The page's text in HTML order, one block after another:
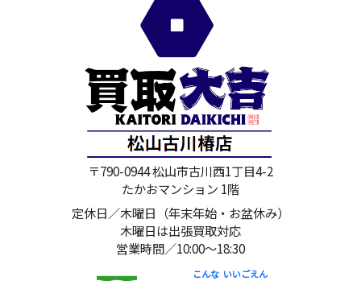
〒790-0944 松山市古川西1丁目4-2
たかおマンション 1階
定休日／木曜日（年末年始・お盆休み）
木曜日は出張買取対応
営業時間／10:00～18:30